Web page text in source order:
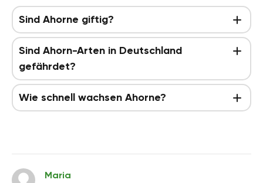
Sind Ahorne giftig?
Sind Ahorn-Arten in Deutschland
gefährdet?
Wie schnell wachsen Ahorne?
Maria